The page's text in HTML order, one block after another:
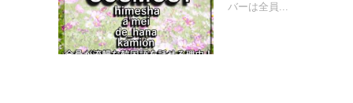
バーは全員...